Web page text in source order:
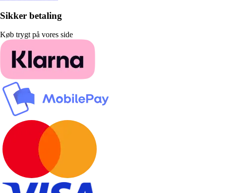
Sikker betaling
Køb trygt på vores side